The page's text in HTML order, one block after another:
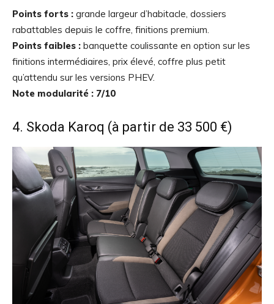
Points forts : grande largeur d’habitacle, dossiers
rabattables depuis le coffre, finitions premium.
Points faibles : banquette coulissante en option sur les
finitions intermédiaires, prix élevé, coffre plus petit
qu’attendu sur les versions PHEV.
Note modularité : 7/10
4. Skoda Karoq (à partir de 33 500 €)